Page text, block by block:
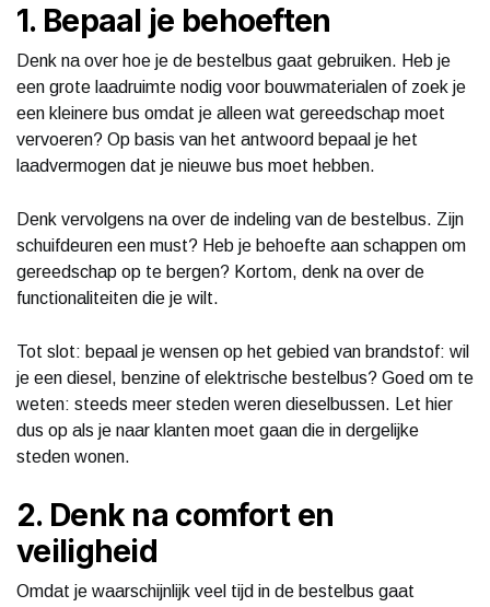
1. Bepaal je behoeften
Denk na over hoe je de bestelbus gaat gebruiken. Heb je
een grote laadruimte nodig voor bouwmaterialen of zoek je
een kleinere bus omdat je alleen wat gereedschap moet
vervoeren? Op basis van het antwoord bepaal je het
laadvermogen dat je nieuwe bus moet hebben.
Denk vervolgens na over de indeling van de bestelbus. Zijn
schuifdeuren een must? Heb je behoefte aan schappen om
gereedschap op te bergen? Kortom, denk na over de
functionaliteiten die je wilt.
Tot slot: bepaal je wensen op het gebied van brandstof: wil
je een diesel, benzine of elektrische bestelbus? Goed om te
weten: steeds meer steden weren dieselbussen. Let hier
dus op als je naar klanten moet gaan die in dergelijke
steden wonen.
2. Denk na comfort en
veiligheid
Omdat je waarschijnlijk veel tijd in de bestelbus gaat